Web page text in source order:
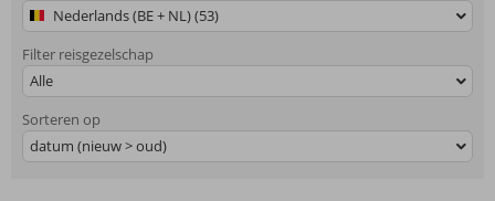
Nederlands (BE + NL) (53)
Filter reisgezelschap
Alle
Sorteren op
datum (nieuw > oud)